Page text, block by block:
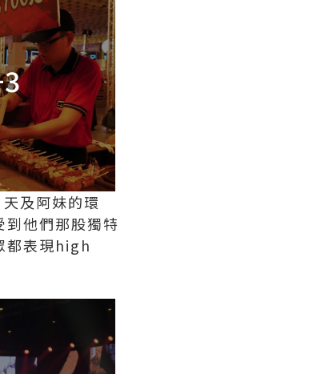
及阿妹的環
他們那股獨特
都表現high